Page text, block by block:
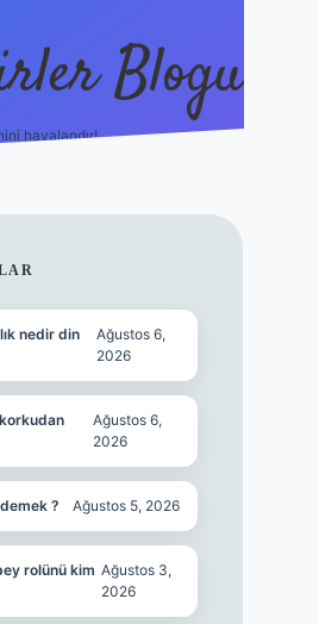
Blogu
havalandır!
nedir din
Ağustos 6,
2026
Ağustos 6,
2026
? Ağustos 5, 2026
rolünü kim Ağustos 3,
2026
hiltonbet güncel giriş